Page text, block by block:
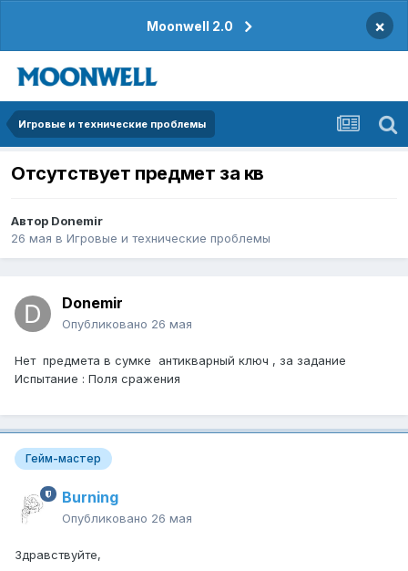
Moonwell 2.0 ×
Игровые и технические проблемы
Отсутствует предмет за кв
Автор Donemir
26 мая в Игровые и технические проблемы
Donemir
Опубликовано 26 мая
Нет предмета в сумке антикварный ключ , за задание
Испытание : Поля сражения
Гейм-мастер
Burning
Опубликовано 26 мая
Здравствуйте,